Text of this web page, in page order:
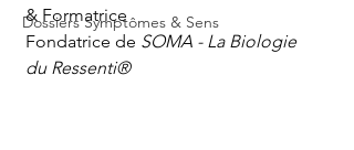
Dossiers Symptômes & Sens
& Formatrice
Fondatrice de SOMA - La Biologie
du Ressenti®